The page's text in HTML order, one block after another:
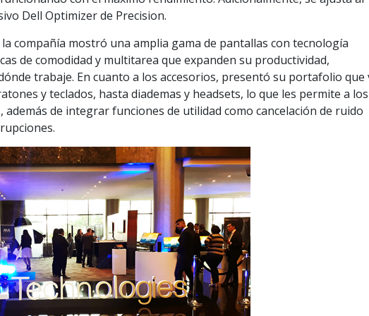
Dell Optimizer de Precision.
compañía mostró una amplia gama de pantallas con tecnología
de comodidad y multitarea que expanden su productividad,
trabaje. En cuanto a los accesorios, presentó su portafolio que
y teclados, hasta diademas y headsets, lo que les permite a los
de integrar funciones de utilidad como cancelación de ruido